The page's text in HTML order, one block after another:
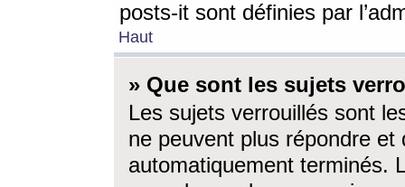
posts-it sont définies par
Haut
» Que sont les sujets
Les sujets verrouillés sont
ne peuvent plus répondre
automatiquement terminés.